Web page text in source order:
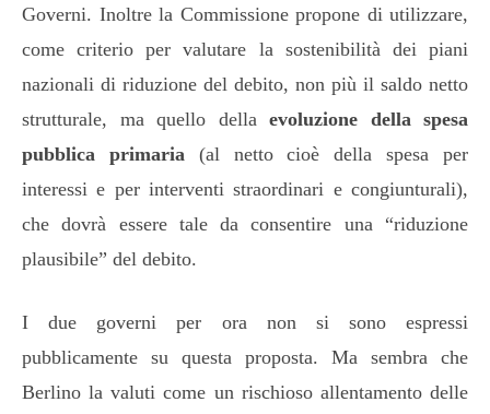
Governi. Inoltre la Commissione propone di utilizzare,
come criterio per valutare la sostenibilità dei piani
nazionali di riduzione del debito, non più il saldo netto
strutturale, ma quello della evoluzione della spesa
pubblica primaria (al netto cioè della spesa per
interessi e per interventi straordinari e congiunturali),
che dovrà essere tale da consentire una “riduzione
plausibile” del debito.
I due governi per ora non si sono espressi
pubblicamente su questa proposta. Ma sembra che
Berlino la valuti come un rischioso allentamento delle